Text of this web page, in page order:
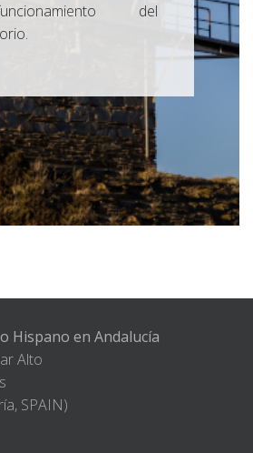
del
Hispano en Andalucía
Alto
SPAIN)